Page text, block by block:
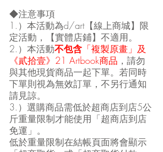
◆注意事項
1.）本活動為d/art【線上商城】限
定活動，【實體店鋪】不適用。
2.）本活動不包含 「複製原畫」及
《貳拾壹》21 Artbook商品 ，請勿
與其他現貨商品一起下單。若同時
下單則視為無效訂單，不另行通知
請見諒。
3.）選購商品需低於超商店到店5公
斤重量限制才能使用「超商店到店
免運」。
低於重量限制在結帳頁面將會顯示